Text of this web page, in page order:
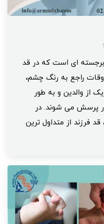
ای است که در قد
اوقات راجع به رنگ چشم،
از والدین و به طور
پرسش می شوند. در
فرزند از متداول ترین